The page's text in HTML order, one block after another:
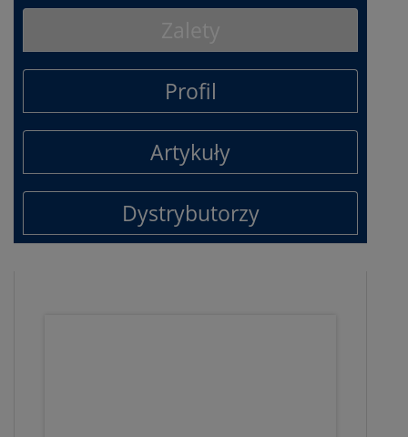
Profil
Artykuły
Dystrybutorzy